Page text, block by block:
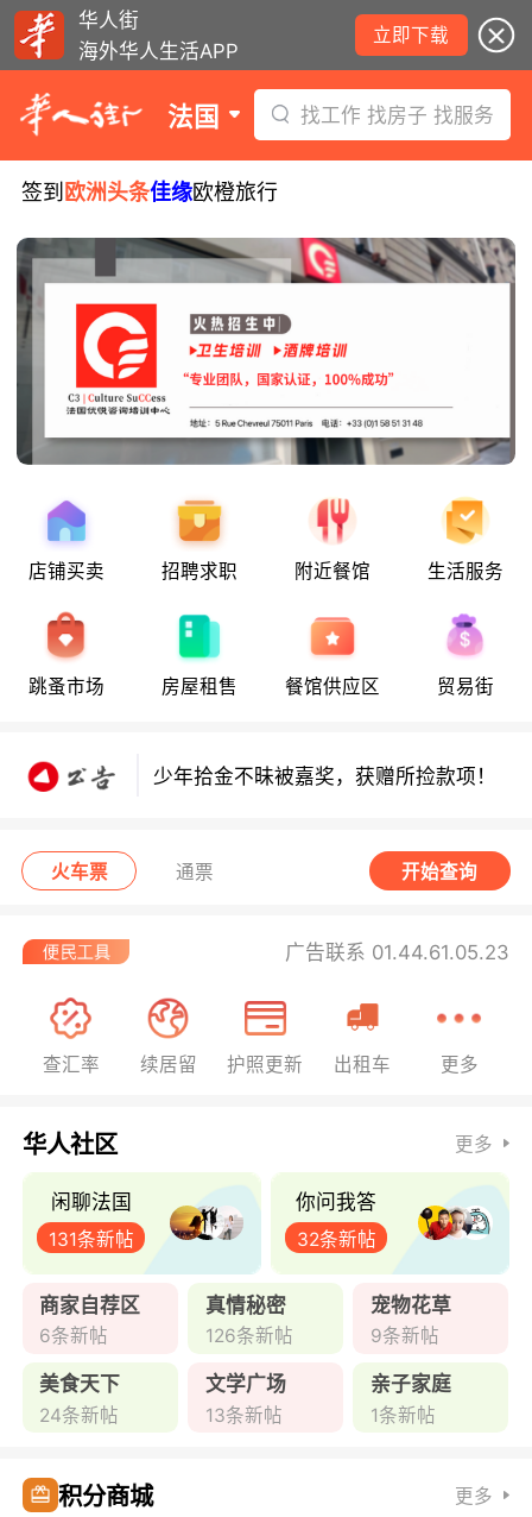
华人街
海外华人生活APP
立即下载
法国 找工作 找房子 找服务
签到 欧洲头条佳缘欧橙旅行
店铺买卖 招聘求职 附近餐馆 生活服务
跳蚤市场 房屋租售 餐馆供应区 贸易街
8月10日要闻：周三日食观测指南！警
惕度假租房三大陷阱！伊夫里结核病筛
西班牙小偷在法行窃被捕！
少年拾金不昧获嘉奖，领走所捡款项！
少年拾金不昧被嘉奖，获赠所捡款项！
8月10日要闻：周三日食观测指南！警
惕度假租房三大陷阱！伊夫里结核病筛
西班牙小偷在法行窃被捕！
火车票 通票 开始查询
广告联系 01.44.61.05.23
查汇率 续居留 护照更新 出租车 更多
华人社区 更多
闲聊法国
131条新帖
你问我答
32条新帖
商家自荐区
6条新帖
真情秘密
126条新帖
宠物花草
9条新帖
美食天下
24条新帖
文学广场
13条新帖
亲子家庭
1条新帖
积分商城 更多